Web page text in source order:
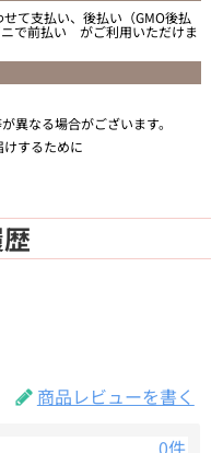
て支払い、後払い（GMO後払
で前払い がご利用いただけま
異なる場合がございます。
するために
商品レビューを書く